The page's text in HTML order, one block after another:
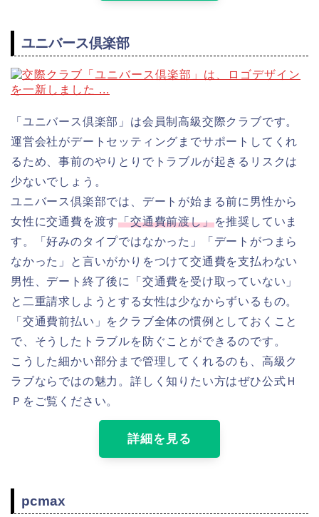
ユニバース倶楽部
「ユニバース倶楽部」は会員制高級交際クラブです。
運営会社がデートセッティングまでサポートしてくれ
るため、事前のやりとりでトラブルが起きるリスクは
少ないでしょう。
ユニバース倶楽部では、デートが始まる前に男性から
女性に交通費を渡す「交通費前渡し」を推奨していま
す。「好みのタイプではなかった」「デートがつまら
なかった」と言いがかりをつけて交通費を支払わない
男性、デート終了後に「交通費を受け取っていない」
と二重請求しようとする女性は少なからずいるもの。
「交通費前払い」をクラブ全体の慣例としておくこと
で、そうしたトラブルを防ぐことができるのです。
こうした細かい部分まで管理してくれるのも、高級ク
ラブならではの魅力。詳しく知りたい方はぜひ公式Ｈ
Ｐをご覧ください。
詳細を見る
pcmax